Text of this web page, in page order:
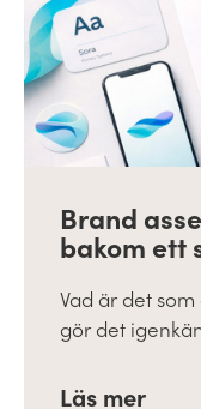
Brand
bakom ett
Vad är det
gör det
Läs mer